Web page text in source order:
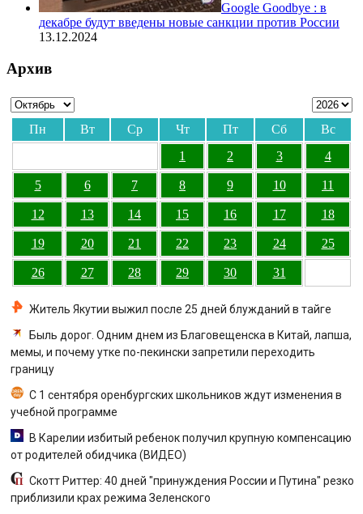
Google Goodbye : в
декабре будут введены новые санкции против России
13.12.2024
Архив
Пн Вт Ср Чт Пт Сб
Вс
1
2 3 4
5 6 7 8 9 10 11
12 13 14 15 16 17 18
19 20 21 22 23 24 25
26 27 28 29 30 31
Житель Якутии выжил после 25 дней блужданий в тайге
Быль дорог. Одним днем из Благовещенска в Китай, лапша,
мемы, и почему утке по-пекински запретили переходить
границу
С 1 сентября оренбургских школьников ждут изменения в
учебной программе
В Карелии избитый ребенок получил крупную компенсацию
от родителей обидчика (ВИДЕО)
Скотт Риттер: 40 дней "принуждения России и Путина" резко
приблизили крах режима Зеленского